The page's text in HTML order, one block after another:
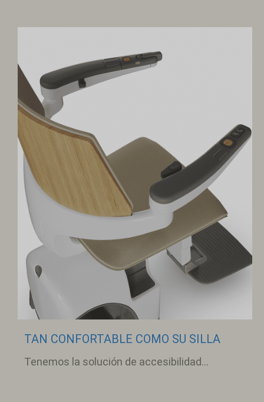
TAN CONFORTABLE COMO SU SILLA
Tenemos la solución de accesibilidad...